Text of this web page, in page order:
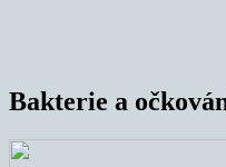
Bakterie a